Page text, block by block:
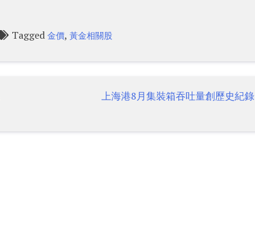
Tagged金價,黃金相關股
上海港8月集裝箱吞吐量創歷史紀錄